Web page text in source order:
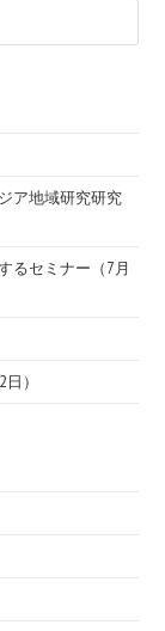
ア地域研究研究
るセミナー（7月
）